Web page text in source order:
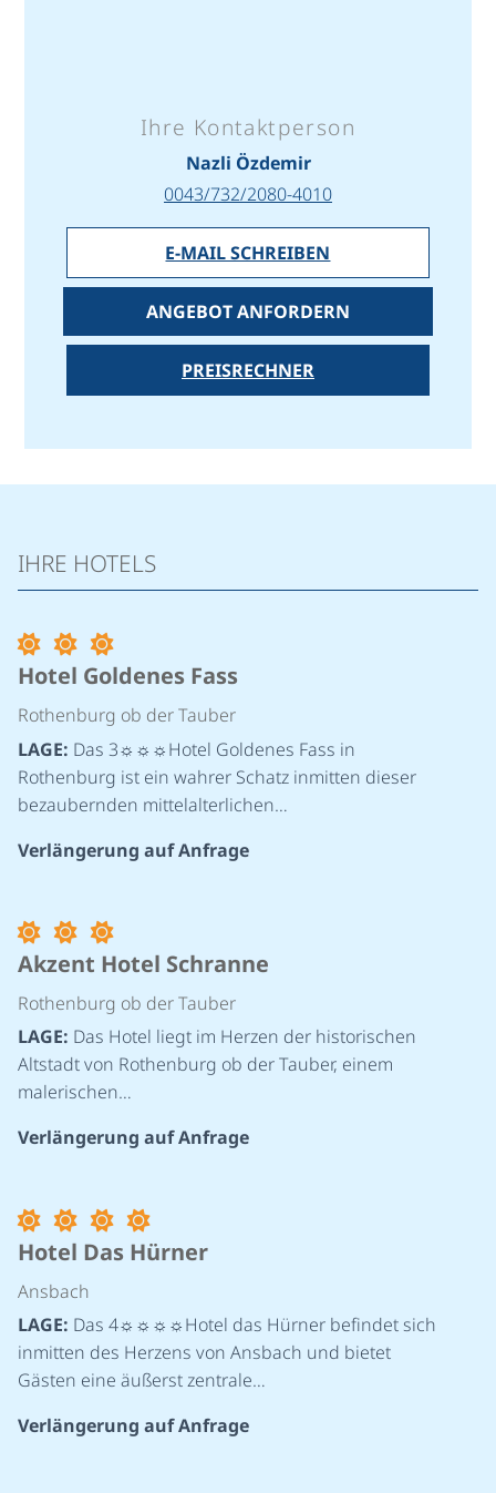
Ihre Kontaktperson
Nazli Özdemir
0043/732/2080-4010
E-MAIL SCHREIBEN
ANGEBOT ANFORDERN
PREISRECHNER
IHRE HOTELS
Hotel Goldenes Fass
Rothenburg ob der Tauber
LAGE: Das 3☼☼☼Hotel Goldenes Fass in
Rothenburg ist ein wahrer Schatz inmitten dieser
bezaubernden mittelalterlichen…
Verlängerung auf Anfrage
Akzent Hotel Schranne
Rothenburg ob der Tauber
LAGE: Das Hotel liegt im Herzen der historischen
Altstadt von Rothenburg ob der Tauber, einem
malerischen…
Verlängerung auf Anfrage
Hotel Das Hürner
Ansbach
LAGE: Das 4☼☼☼☼Hotel das Hürner befindet sich
inmitten des Herzens von Ansbach und bietet
Gästen eine äußerst zentrale…
Verlängerung auf Anfrage